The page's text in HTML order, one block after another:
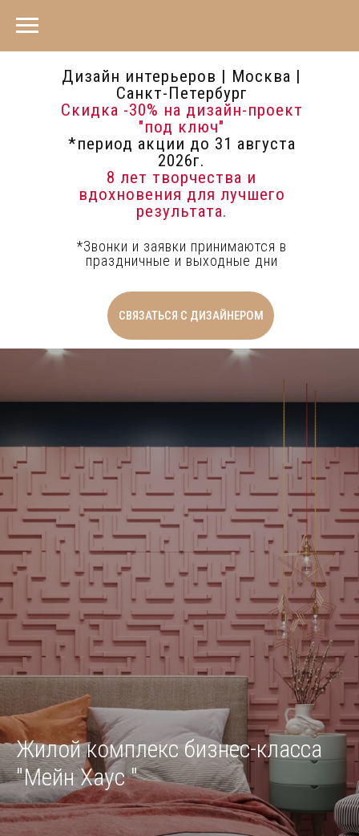
СВЯЗАТЬСЯ С ДИЗАЙНЕРОМ
*Звонки и заявки принимаются в
праздничные и выходные дни
Дизайн интерьеров | Москва |
Санкт-Петербург
Скидка -30% на дизайн-проект
"под ключ"
*период акции до 31 августа
2026г.
8 лет творчества и
вдохновения для лучшего
результата.
Жилой комплекс бизнес-класса
"Мейн Хаус "